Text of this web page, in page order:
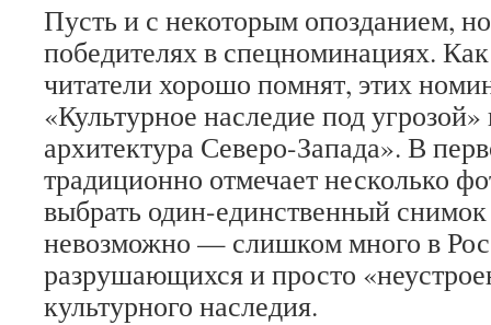
Пусть и с некоторым опозданием,
победителях в спецноминациях.
читатели хорошо помнят, этих
«Культурное наследие под
архитектура Северо-Запада». В
традиционно отмечает несколько
выбрать один-единственный
невозможно — слишком много в
разрушающихся и просто
культурного наследия.